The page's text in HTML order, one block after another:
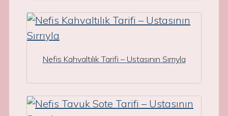
Nefis Kahvaltılık Tarifi – Ustasının Sırrıyla